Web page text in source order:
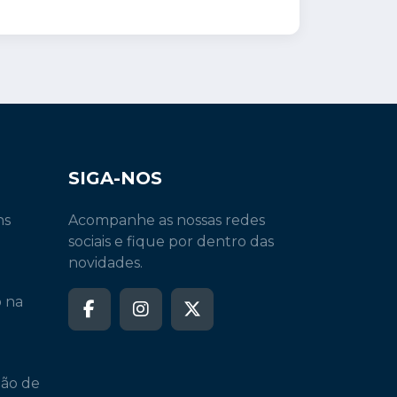
na
de
SIGA-NOS
Acompanhe as nossas redes
sociais e fique por dentro das
novidades.